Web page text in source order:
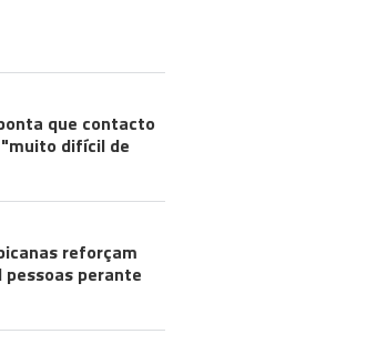
que contacto
difícil de
reforçam
perante